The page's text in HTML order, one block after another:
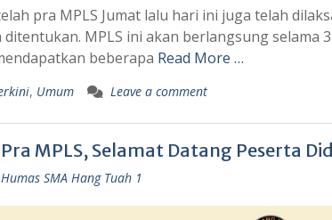
pra MPLS Jumat lalu hari ini juga telah
ditentukan. MPLS ini akan berlangsung selama
beberapa Read More …
, Umum Leave a comment
MPLS, Selamat Datang Peserta
Humas SMA Hang Tuah 1